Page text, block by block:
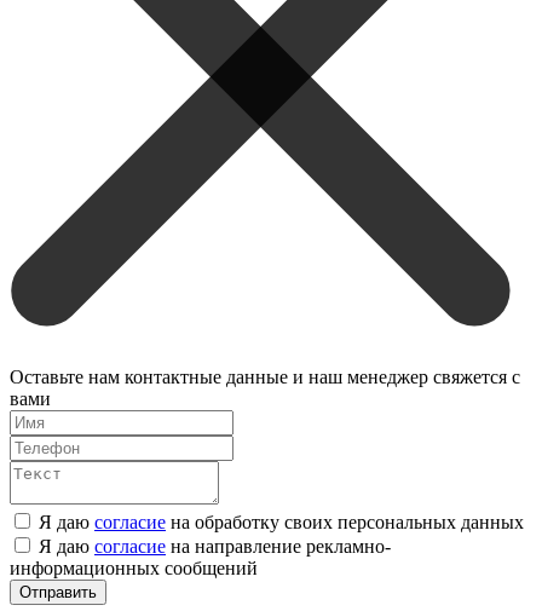
Оставьте нам контактные данные и наш менеджер свяжется с
вами
Я даю согласие на обработку своих персональных данных
Я даю согласие на направление рекламно-
информационных сообщений
Отправить